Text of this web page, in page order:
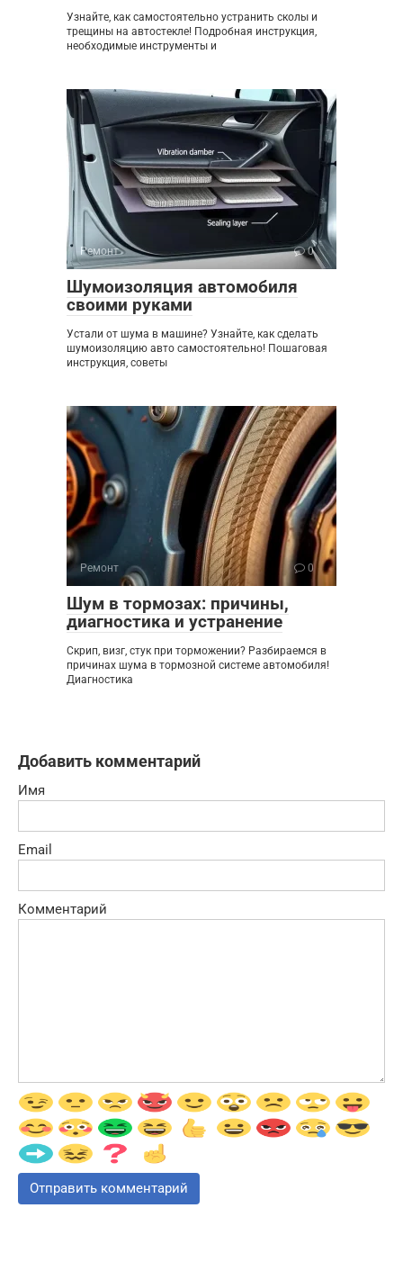
Узнайте, как самостоятельно устранить сколы и
трещины на автостекле! Подробная инструкция,
необходимые инструменты и
Ремонт 0
Шумоизоляция автомобиля
своими руками
Устали от шума в машине? Узнайте, как сделать
шумоизоляцию авто самостоятельно! Пошаговая
инструкция, советы
Ремонт 0
Шум в тормозах: причины,
диагностика и устранение
Скрип, визг, стук при торможении? Разбираемся в
причинах шума в тормозной системе автомобиля!
Диагностика
Добавить комментарий
Имя
Email
Комментарий